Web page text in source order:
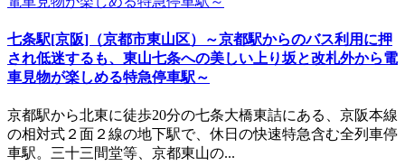
七条駅[京阪]（京都市東山区）～京都駅からのバス利用に押
され低迷するも、東山七条への美しい上り坂と改札外から電
車見物が楽しめる特急停車駅～
京都駅から北東に徒歩20分の七条大橋東詰にある、京阪本線
の相対式２面２線の地下駅で、休日の快速特急含む全列車停
車駅。三十三間堂等、京都東山の...